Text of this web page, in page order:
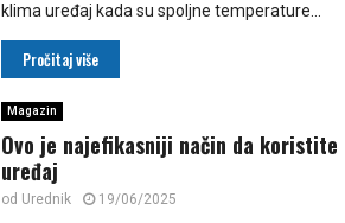
klima uređaj kada su spoljne temperature...
Pročitaj više
Magazin
Ovo je najefikasniji način da koristite
uređaj
od Urednik 19/06/2025